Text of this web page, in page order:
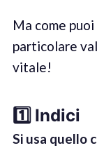
Ma come
particolare
vitale!
1️⃣ Indici
Si usa quello